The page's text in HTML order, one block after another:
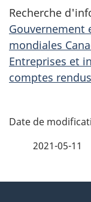
Recherche
Gouvernement
mondiales
Entreprises et
comptes rendus
D
2021-05-11